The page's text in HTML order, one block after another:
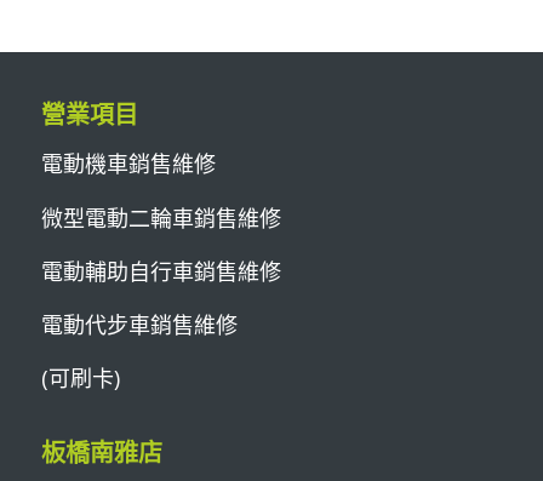
營業項目
電動機車銷售維修
微型電動二輪車銷售維修
電動輔助自行車銷售維修
電動代步車銷售維修
(可刷卡)
板橋南雅店